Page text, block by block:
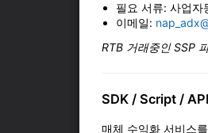
필요 서류: 사업자
이메일:
RTB 거래중인 SSP
SDK / Script /
매체 수익화 서비스